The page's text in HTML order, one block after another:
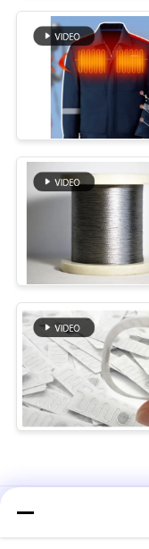
خيط خياطة مقاوم للحرارة من الفولاذ المقاوم للصدأ 316L ، مقاومة